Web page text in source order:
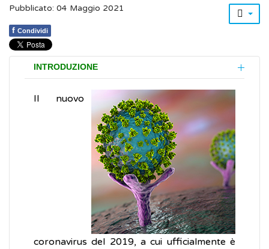
Pubblicato: 04 Maggio 2021
f Condividi
INTRODUZIONE
Il nuovo
coronavirus del 2019, a cui ufficialmente è